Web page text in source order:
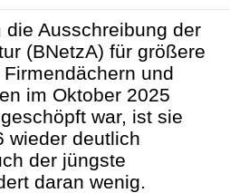
die Ausschreibung der
(BNetzA) für größere
und
im Oktober 2025
war, ist sie
wieder deutlich
der jüngste
daran wenig.